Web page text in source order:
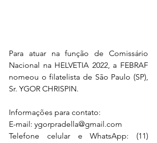
Para atuar na função de Comissário
Nacional na HELVETIA 2022, a FEBRAF
nomeou o filatelista de São Paulo (SP),
Sr. YGOR CHRISPIN.
Informações para contato:
E-mail: ygorpradella@gmail.com
Telefone celular e WhatsApp: (11)